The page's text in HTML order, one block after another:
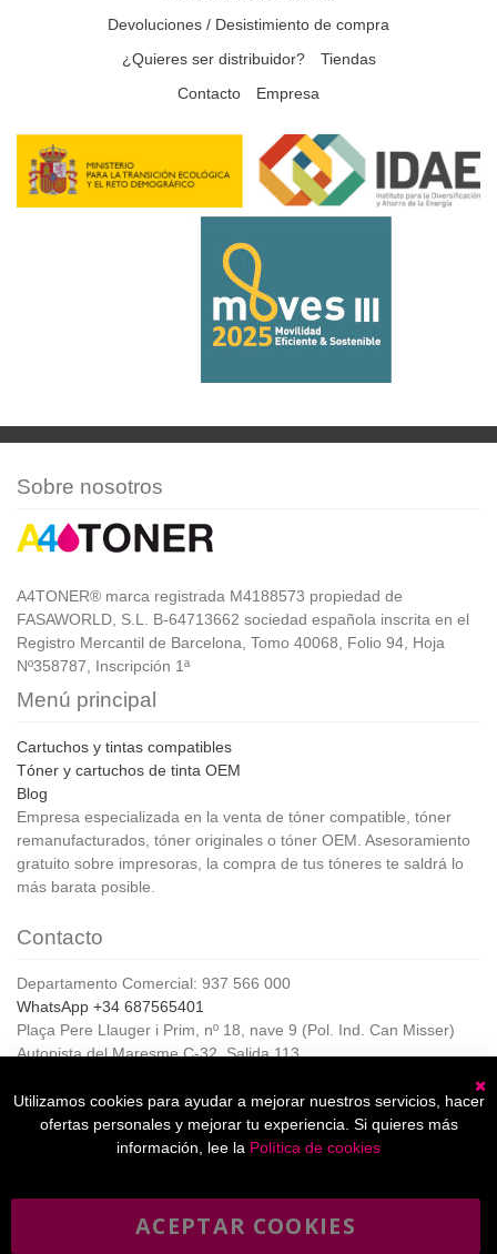
Devoluciones / Desistimiento de compra
¿Quieres ser distribuidor?
Tiendas
Contacto
Empresa
Sobre nosotros
A4TONER® marca registrada M4188573 propiedad de
FASAWORLD, S.L. B-64713662 sociedad española inscrita en el
Registro Mercantil de Barcelona, Tomo 40068, Folio 94, Hoja
Nº358787, Inscripción 1ª
Menú principal
Cartuchos y tintas compatibles
Tóner y cartuchos de tinta OEM
Blog
Empresa especializada en la venta de tóner compatible, tóner
remanufacturados, tóner originales o tóner OEM. Asesoramiento
gratuito sobre impresoras, la compra de tus tóneres te saldrá lo
más barata posible.
Contacto
Departamento Comercial: 937 566 000
WhatsApp +34 687565401
Plaça Pere Llauger i Prim, nº 18, nave 9 (Pol. Ind. Can Misser)
Autopista del Maresme C-32, Salida 113
Horario de Atención al cliente:
De lunes a jueves de 8:00 a 17:00,
Viernes de 8:00 a 15:00
Utilizamos cookies para ayudar a mejorar nuestros servicios, hacer
ofertas personales y mejorar tu experiencia. Si quieres más
información, lee la Política de cookies
ACEPTAR COOKIES